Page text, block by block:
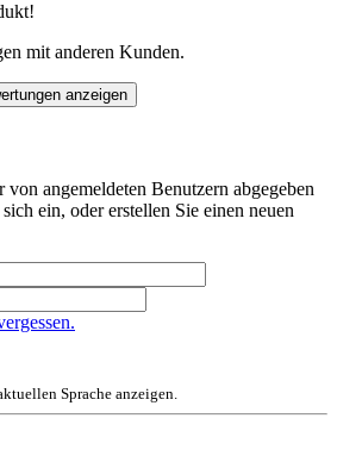
mit anderen Kunden.
anzeigen
angemeldeten Benutzern abgegeben
ein, oder erstellen Sie einen neuen
Sprache anzeigen.